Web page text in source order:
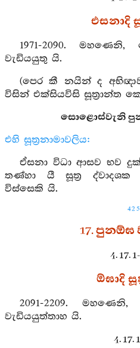
එසනාදි
1971-2090.
වැඩියයුතු යි.
(පෙර කී නයින් ද
විසින් එක්සියවිසි සූත්‍රාන්ත
සොළොස්වැනි
එහි සූත්‍රනාමාවලිය:
ඒසනා විධා ආසව භව
තණ්හා යී සූත්‍ර
විස්සෙකි යි.
425
17. පුනඕඝ
4. 17.
ඕඝාදි
2091-2209.
වැඩියයුත්තාහ යි.
4. 17.